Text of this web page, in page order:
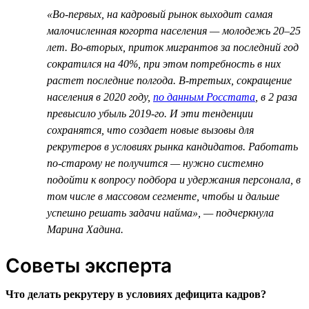
«Во-первых, на кадровый рынок выходит самая
малочисленная когорта населения — молодежь 20–25
лет. Во-вторых, приток мигрантов за последний год
сократился на 40%, при этом потребность в них
растет последние полгода. В-третьих, сокращение
населения в 2020 году, по данным Росстата , в 2 раза
превысило убыль 2019-го. И эти тенденции
сохранятся, что создает новые вызовы для
рекрутеров в условиях рынка кандидатов. Работать
по-старому не получится — нужно системно
подойти к вопросу подбора и удержания персонала, в
том числе в массовом сегменте, чтобы и дальше
успешно решать задачи найма», — подчеркнула
Марина Хадина.
Советы эксперта
Что делать рекрутеру в условиях дефицита кадров?